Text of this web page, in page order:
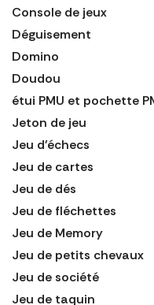
Console de jeux
Déguisement
Domino
Doudou
étui PMU et pochette
Jeton de jeu
Jeu d'échecs
Jeu de cartes
Jeu de dés
Jeu de fléchettes
Jeu de Memory
Jeu de petits chevaux
Jeu de société
Jeu de taquin